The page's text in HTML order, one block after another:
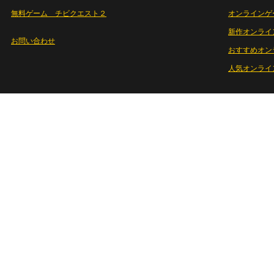
無料ゲーム チビクエスト２
お問い合わせ
オンライン
新作オンライ
おすすめオ
人気オンラ